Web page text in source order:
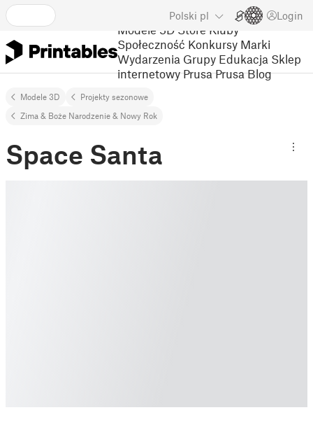
Polski pl Login
Modele 3D Store Kluby
Społeczność Konkursy Marki
Wydarzenia Grupy Edukacja Sklep
internetowy Prusa Prusa Blog
Modele 3D
Projekty sezonowe
Zima & Boże Narodzenie & Nowy Rok
Space Santa